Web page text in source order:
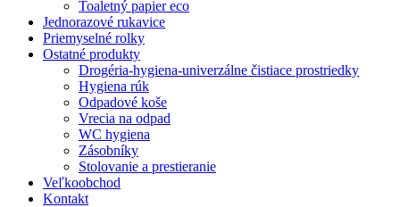
Toaletný papier eco
Jednorazové rukavice
Priemyselné rolky
Ostatné produkty
Drogéria-hygiena-univerzálne čistiace prostriedky
Hygiena rúk
Odpadové koše
Vrecia na odpad
WC hygiena
Zásobníky
Stolovanie a prestieranie
Veľkoobchod
Kontakt